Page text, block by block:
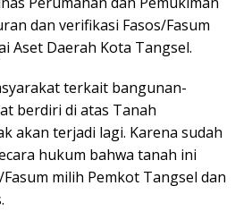
dan verifikasi Fasos/Fasum
Aset Daerah Kota Tangsel.
terkait bangunan-
berdiri di atas Tanah
akan terjadi lagi. Karena sudah
hukum bahwa tanah ini
milih Pemkot Tangsel dan